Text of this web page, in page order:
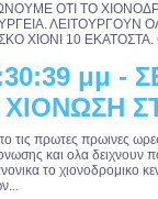
ΟΤΙ ΤΟ
ΛΕΙΤΟΥΡΓΟΥΝ
ΧΙΟΝΙ 10 ΕΚΑΤΟΣΤΑ.
μμ -
τις πρωτες πρωινες ωρες
και ολα δειχνουν
το χιονοδρομικο